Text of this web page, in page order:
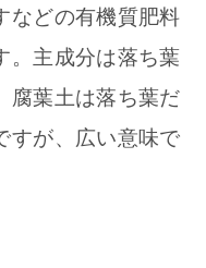
などの有機質肥料
。主成分は落ち葉
腐葉土は落ち葉だ
すが、広い意味で